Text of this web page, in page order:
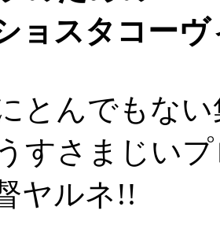
ョスタコー
とんでもな
すさまじい
ヤルネ!!